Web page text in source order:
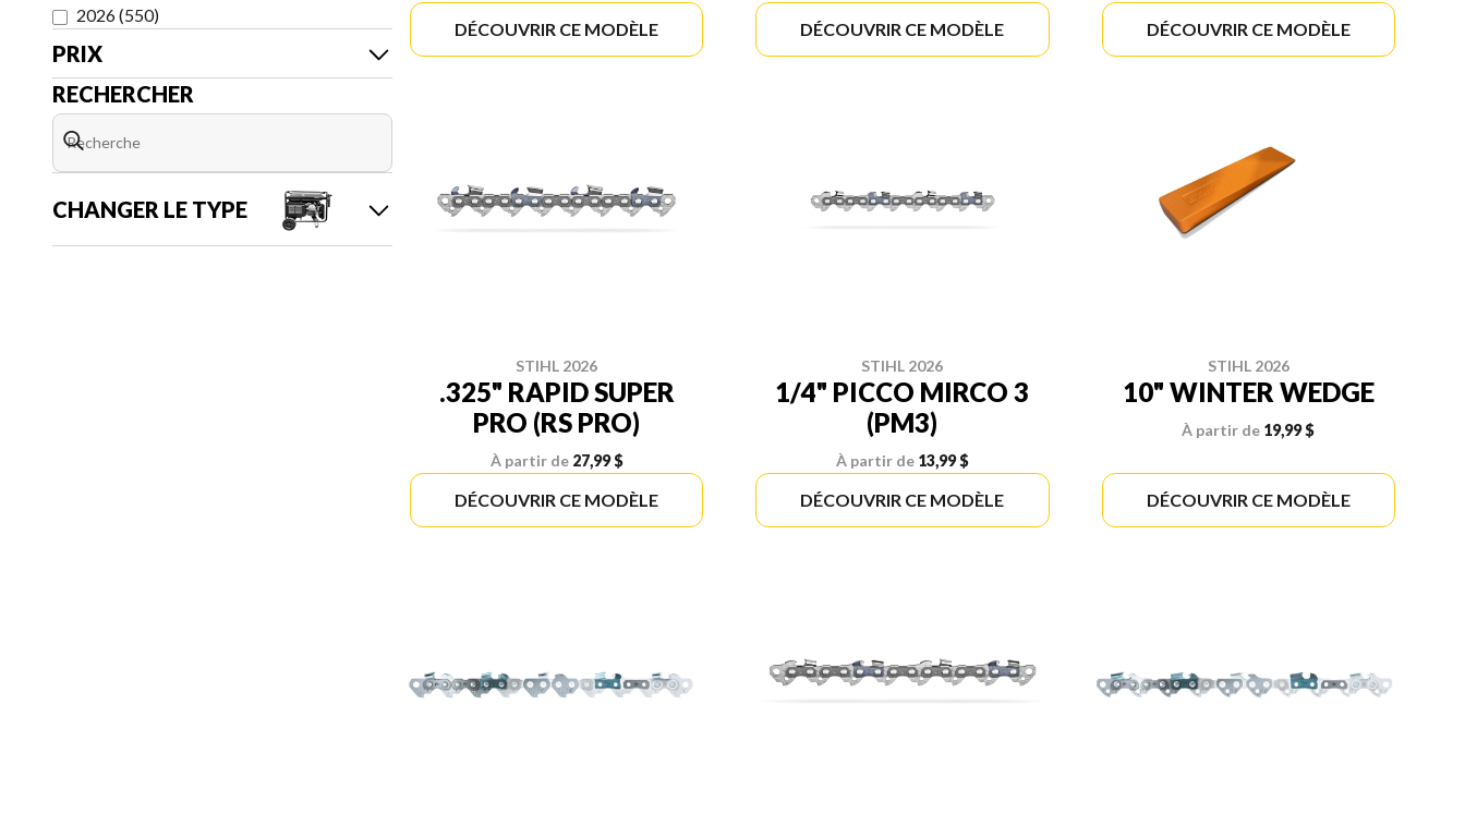
2026(550)
PRIX
RECHERCHER
CHANGER LE TYPE
DÉCOUVRIR CE MODÈLE DÉCOUVRIR CE MODÈLE DÉCOUVRIR CE MODÈLE
STIHL 2026
.325" RAPID SUPER
PRO (RS PRO)
À partir de 27,99 $
DÉCOUVRIR CE MODÈLE
STIHL 2026
1/4" PICCO MIRCO 3
(PM3)
À partir de 13,99 $
DÉCOUVRIR CE MODÈLE
STIHL 2026
10" WINTER WEDGE
À partir de 19,99 $
DÉCOUVRIR CE MODÈLE